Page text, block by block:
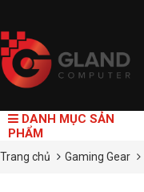
DANH MỤC SẢN
PHẨM
Trang chủ Gaming Gear